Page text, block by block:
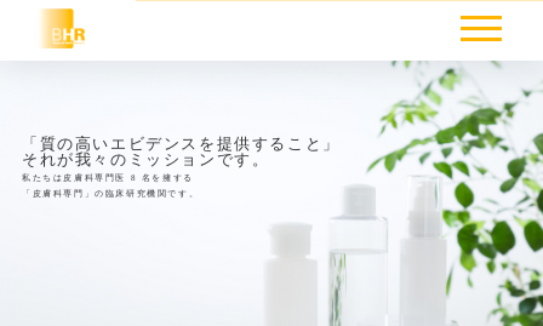
「質の高いエビデンスを提供すること」
それが我々のミッションです。
私たちは皮膚科専門医 8 名を擁する
「皮膚科専門」の臨床研究機関です。